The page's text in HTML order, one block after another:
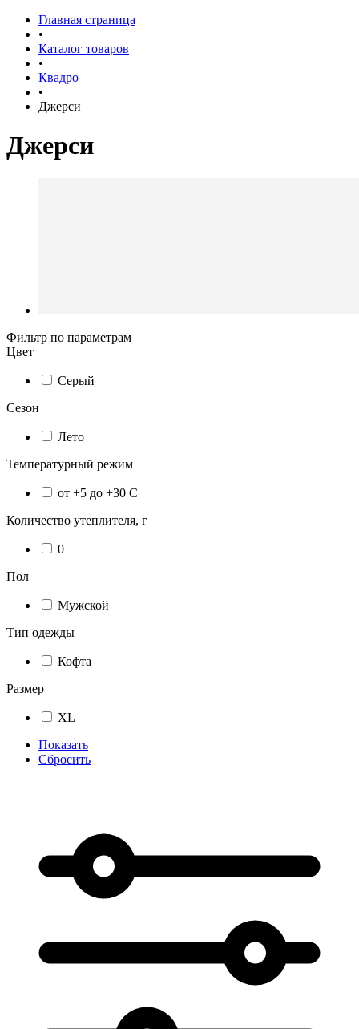
Главная страница
•
Каталог товаров
•
Квадро
•
Джерси
Джерси
Фильтр по параметрам
Цвет
Серый
Сезон
Лето
Температурный режим
от +5 до +30 С
Количество утеплителя, г
0
Пол
Мужской
Тип одежды
Кофта
Размер
XL
Показать
Сбросить